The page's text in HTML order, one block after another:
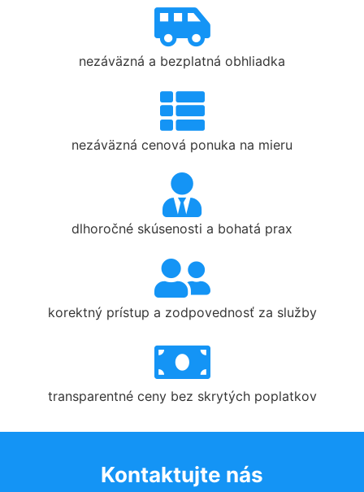
nezáväzná a bezplatná obhliadka
nezáväzná cenová ponuka na mieru
dlhoročné skúsenosti a bohatá prax
korektný prístup a zodpovednosť za služby
transparentné ceny bez skrytých poplatkov
Kontaktujte nás